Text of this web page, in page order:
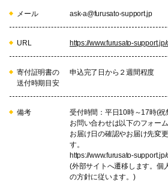
メール ask-a@furusato-support.jp
URL https://www.furusato-
寄付証明書の
送付時期目安
申込完了日から２週間程度
備考
受付時間：平日10時～17時(
お問い合わせは以下のフォー
お届け日の確認やお届け先変
す。
https://www.furusato-
(外部サイトへ遷移します。個
の方針に従います。)